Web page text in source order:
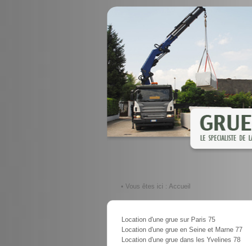
• Vous êtes ici : Accueil
Location d'une grue sur Paris 75
Location d'une grue en Seine et Marne 77
Location d'une grue dans les Yvelines 78